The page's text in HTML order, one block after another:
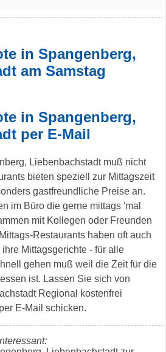
in Spangenberg,
am Samstag
in Spangenberg,
per E-Mail
Liebenbachstadt muß nicht
bieten speziell zur Mittagszeit
gastfreundliche Preise an.
im Büro die gerne mittags 'mal
mit Kollegen oder Freunden
Restaurants haben oft auch
Mittagsgerichte - für alle
gehen muß weil die Zeit für die
ist. Lassen Sie sich von
Regional kostenfrei
per E-Mail schicken.